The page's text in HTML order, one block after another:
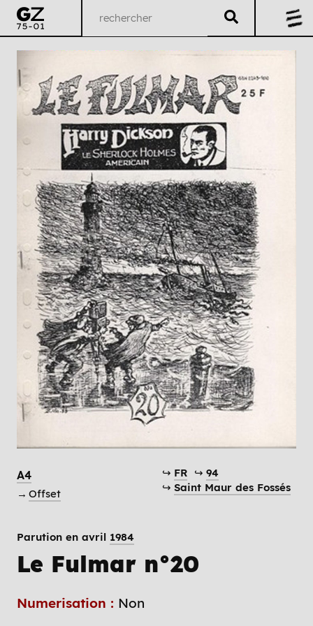
A4
→ Offset
↪ FR ↪ 94
↪ Saint Maur des Fossés
Parution en avril 1984
Le Fulmar n°20
Numerisation : Non